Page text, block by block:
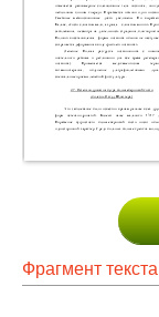
Фрагмент